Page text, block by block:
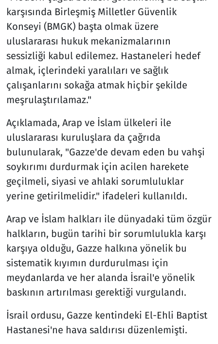
karşısında Birleşmiş Milletler Güvenlik
Konseyi (BMGK) başta olmak üzere
uluslararası hukuk mekanizmalarının
sessizliği kabul edilemez. Hastaneleri hedef
almak, içlerindeki yaralıları ve sağlık
çalışanlarını sokağa atmak hiçbir şekilde
meşrulaştırılamaz."
Açıklamada, Arap ve İslam ülkeleri ile
uluslararası kuruluşlara da çağrıda
bulunularak, "Gazze'de devam eden bu vahşi
soykırımı durdurmak için acilen harekete
geçilmeli, siyasi ve ahlaki sorumluluklar
yerine getirilmelidir." ifadeleri kullanıldı.
Arap ve İslam halkları ile dünyadaki tüm özgür
halkların, bugün tarihi bir sorumlulukla karşı
karşıya olduğu, Gazze halkına yönelik bu
sistematik kıyımın durdurulması için
meydanlarda ve her alanda İsrail'e yönelik
baskının artırılması gerektiği vurgulandı.
İsrail ordusu, Gazze kentindeki El-Ehli Baptist
Hastanesi'ne hava saldırısı düzenlemişti.